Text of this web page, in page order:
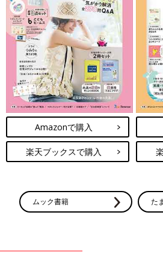
せることにしました。
夜泣きしてもおしゃぶりさえすればす
書いてありましたがまぁいい機会なんで
Amazonで購入
楽天ブックスで購入
ムック書籍 た